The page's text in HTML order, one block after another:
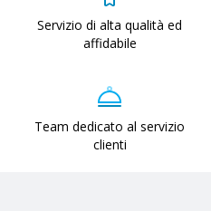
Servizio di alta qualità ed
affidabile
Team dedicato al servizio
clienti